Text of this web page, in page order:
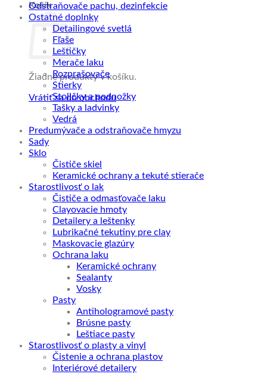
Košík
Žiadne produkty v košíku.
Vrátiť sa do obchodu
Odstraňovače pachu, dezinfekcie
Ostatné doplnky
Detailingové svetlá
Fľaše
Leštičky
Merače laku
Rozprašovače
Stierky
Stoličky a podnožky
Tašky a ladvinky
Vedrá
Predumývače a odstraňovače hmyzu
Sady
Sklo
Čističe skiel
Keramické ochrany a tekuté stierače
Starostlivosť o lak
Čističe a odmasťovače laku
Clayovacie hmoty
Detailery a leštenky
Lubrikačné tekutiny pre clay
Maskovacie glazúry
Ochrana laku
Keramické ochrany
Sealanty
Vosky
Pasty
Antihologramové pasty
Brúsne pasty
Leštiace pasty
Starostlivosť o plasty a vinyl
Čistenie a ochrana plastov
Interiérové detailery